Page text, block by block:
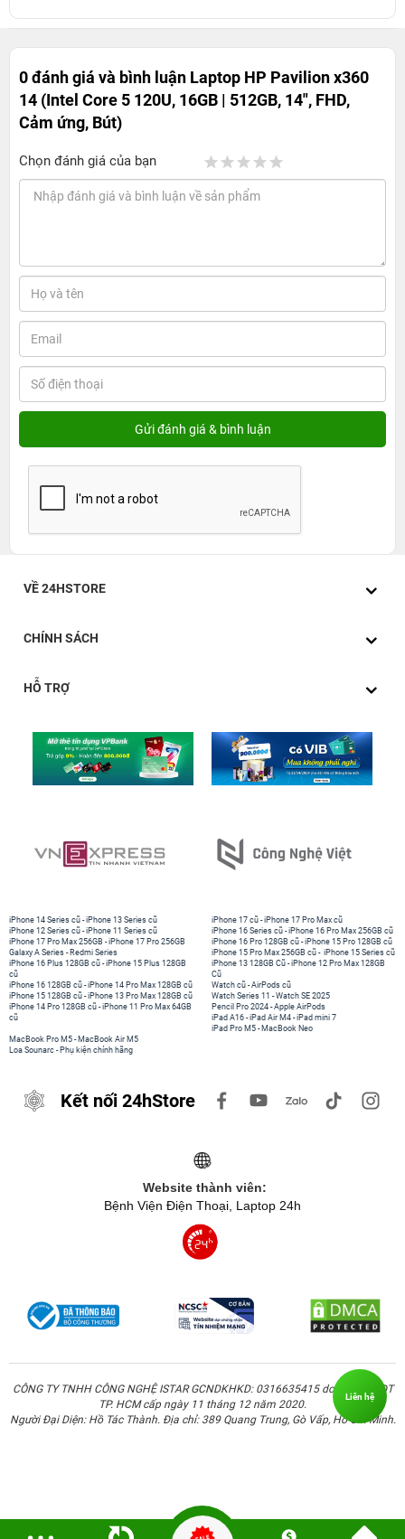
0 đánh giá và bình luận Laptop HP Pavilion x360
14 (Intel Core 5 120U, 16GB | 512GB, 14", FHD,
Cảm ứng, Bút)
Chọn đánh giá của bạn
VỀ 24HSTORE
CHÍNH SÁCH
HỖ TRỢ
iPhone 14 Series cũ -iPhone 13 Series cũ
iPhone 12 Series cũ -iPhone 11 Series cũ
iPhone 17 Pro Max 256GB -iPhone 17 Pro 256GB
Galaxy A Series - Redmi Series
iPhone 17 cũ -iPhone 17 Pro Max cũ
iPhone 16 Series cũ - iPhone 16 Pro Max 256GB cũ
iPhone 16 Pro 128GB cũ -iPhone 15 Pro 128GB cũ
iPhone 15 Pro Max 256GB cũ - iPhone 15 Series cũ
iPhone 16 Plus 128GB cũ -iPhone 15 Plus 128GB
cũ
iPhone 16 128GB cũ -iPhone 14 Pro Max 128GB cũ
iPhone 15 128GB cũ -iPhone 13 Pro Max 128GB cũ
iPhone 14 Pro 128GB cũ -iPhone 11 Pro Max 64GB
cũ
iPhone 13 128GB Cũ -iPhone 12 Pro Max 128GB
Cũ
Watch cũ -AirPods cũ
Watch Series 11 -Watch SE 2025
Pencil Pro 2024 -Apple AirPods
iPad A16 -iPad Air M4 -iPad mini 7
iPad Pro M5 - MacBook Neo
MacBook Pro M5 - MacBook Air M5
Loa Sounarc - Phụ kiện chính hãng
Kết nối 24hStore
Website thành viên:
Bệnh Viện Điện Thoại, Laptop 24h
CÔNG TY TNHH CÔNG NGHỆ ISTAR GCNDKHKD: 0316635415 do Sở KH & ĐT
TP. HCM cấp ngày 11 tháng 12 năm 2020.
Người Đại Diện: Hồ Tác Thành. Địa chỉ: 389 Quang Trung, Gò Vấp, Hồ Chí Minh.
Liên hệ